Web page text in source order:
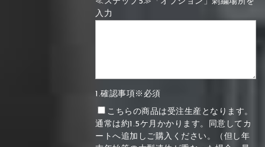
入力
1.確認事項※必須
こちらの商品は受注生産となります。
通常は約1.5ケ月かかります。同意してカ
ートへ追加しご購入ください。（但し年